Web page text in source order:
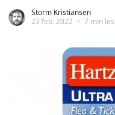
Storm Kristiansen
23 feb. 2022 • 7 min